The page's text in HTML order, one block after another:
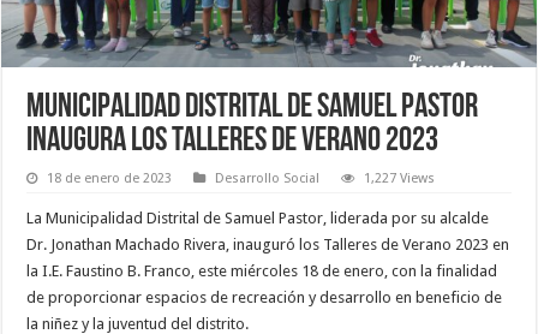
MUNICIPALIDAD DISTRITAL DE SAMUEL PASTOR
INAUGURA LOS TALLERES DE VERANO 2023
18 de enero de 2023 Desarrollo Social 1,227 Views
La Municipalidad Distrital de Samuel Pastor, liderada por su alcalde
Dr. Jonathan Machado Rivera, inauguró los Talleres de Verano 2023 en
la I.E. Faustino B. Franco, este miércoles 18 de enero, con la finalidad
de proporcionar espacios de recreación y desarrollo en beneficio de
la niñez y la juventud del distrito.